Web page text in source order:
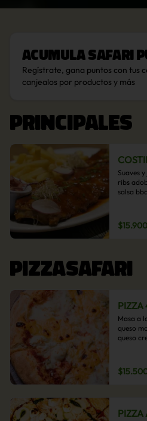
AcumulaSafari
Regístrate, gana puntos con tus
canjealos por productos y más
PRINCIPALES
Suaves
ribs
salsa
fritas,
$15.900
PIZZASAFARI
PIZZA
Masa a
queso
queso
PIZZA